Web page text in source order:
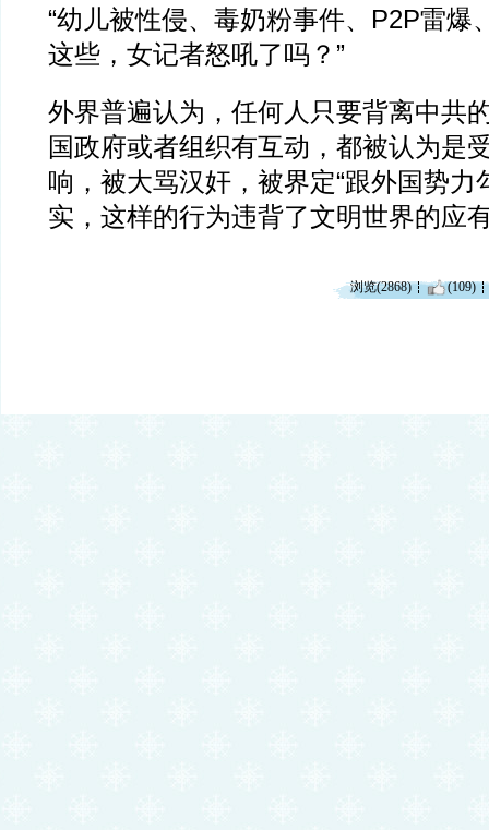
“幼儿被性侵、毒奶粉事件、P2P雷
这些，女记者怒吼了吗？”
外界普遍认为，任何人只要背离中共
国政府或者组织有互动，都被认为是
响，被大骂汉奸，被界定“跟外国势力
实，这样的行为违背了文明世界的应
浏览(2868) (109)